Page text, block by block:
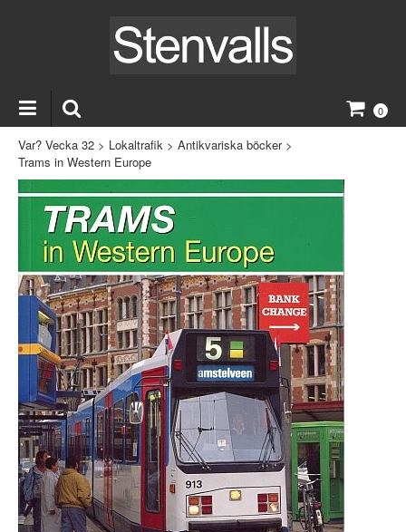
0
Var? Vecka 32 > Lokaltrafik > Antikvariska böcker>
Trams in Western Europe